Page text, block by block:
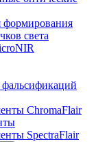
формирования
света
фальсификаций
ChromaFlair
SpectraFlair